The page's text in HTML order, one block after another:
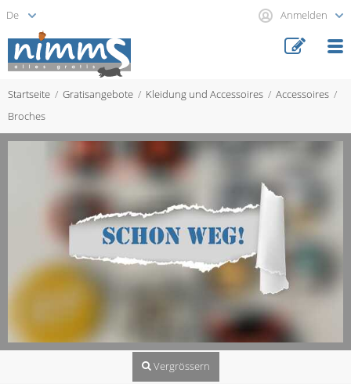
Anmelden
Startseite Gratisangebote Kleidung und Accessoires
Accessoires
Broches
Vergrössern